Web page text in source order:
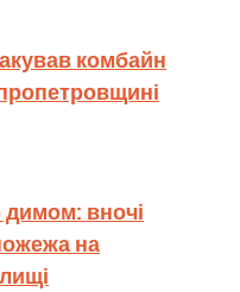
комбайн
вночі
на